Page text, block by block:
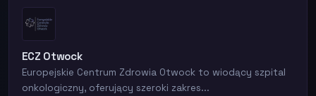
ECZ Otwock
Europejskie Centrum Zdrowia Otwock to wiodący szpital
onkologiczny, oferujący szeroki zakres...